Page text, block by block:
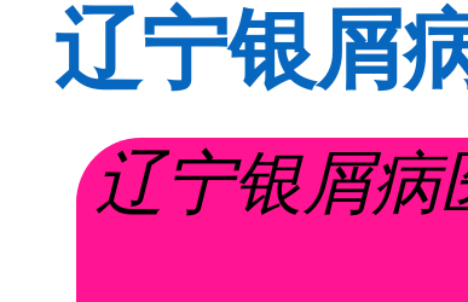
辽宁银屑
么治疗